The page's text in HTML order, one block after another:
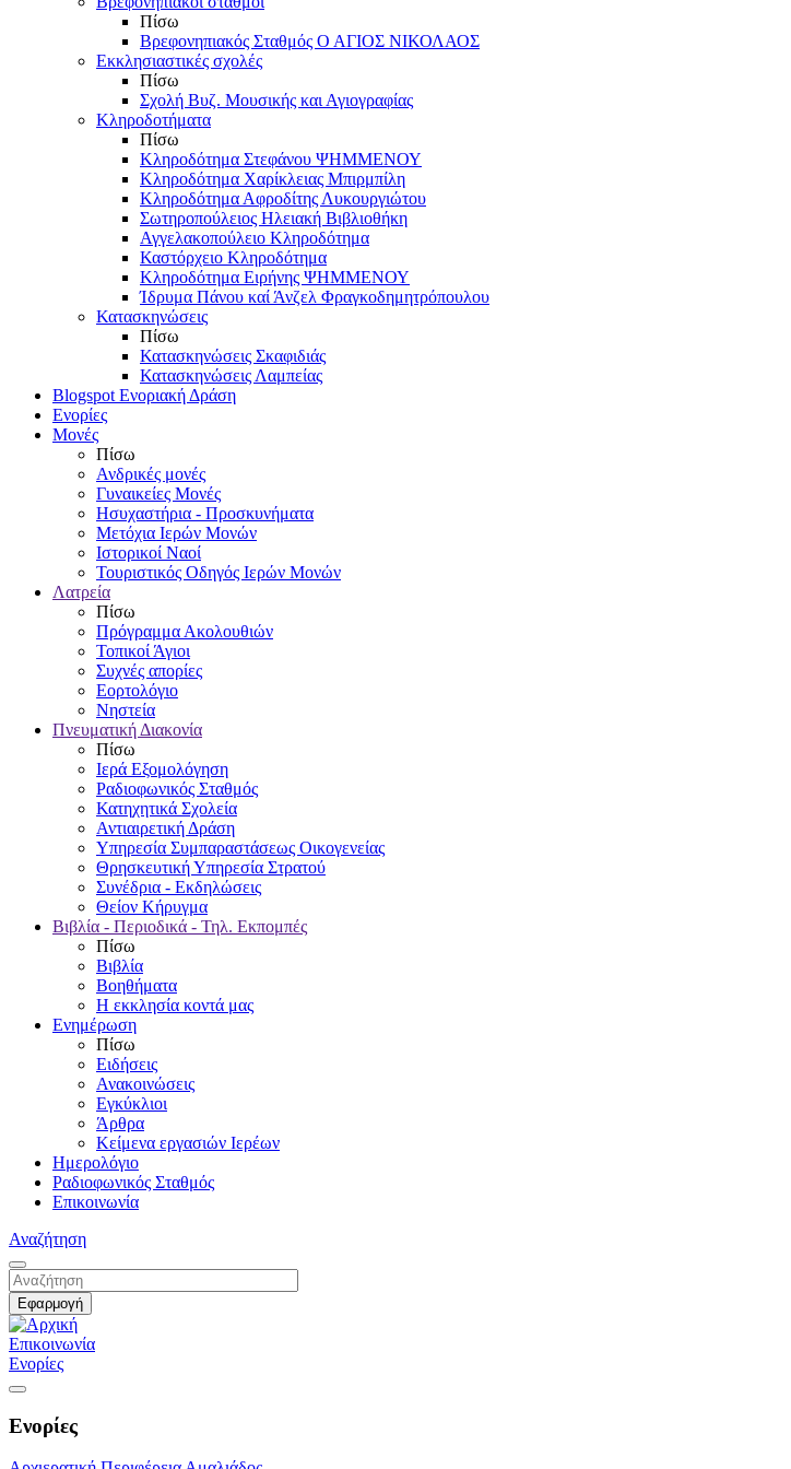
Πίσω
Βρεφονηπιακός Σταθμός Ο ΑΓΙΟΣ ΝΙΚΟΛΑΟΣ
Εκκλησιαστικές σχολές
Πίσω
Σχολή Βυζ. Μουσικής και Αγιογραφίας
Κληροδοτήματα
Πίσω
Κληροδότημα Στεφάνου ΨΗΜΜΕΝΟΥ
Κληροδότημα Χαρίκλειας Μπιρμπίλη
Κληροδότημα Αφροδίτης Λυκουργιώτου
Σωτηροπούλειος Ηλειακή Βιβλιοθήκη
Αγγελακοπούλειο Κληροδότημα
Καστόρχειο Κληροδότημα
Κληροδότημα Ειρήνης ΨΗΜΜΕΝΟΥ
Ίδρυμα Πάνου καί Άνζελ Φραγκοδημητρόπουλου
Κατασκηνώσεις
Πίσω
Κατασκηνώσεις Σκαφιδιάς
Κατασκηνώσεις Λαμπείας
Blogspot Ενοριακή Δράση
Ενορίες
Μονές
Πίσω
Ανδρικές μονές
Γυναικείες Μονές
Ησυχαστήρια - Προσκυνήματα
Μετόχια Ιερών Μονών
Ιστορικοί Ναοί
Τουριστικός Οδηγός Ιερών Μονών
Λατρεία
Πίσω
Πρόγραμμα Ακολουθιών
Τοπικοί Άγιοι
Συχνές απορίες
Εορτολόγιο
Νηστεία
Πνευματική Διακονία
Πίσω
Ιερά Εξομολόγηση
Ραδιοφωνικός Σταθμός
Κατηχητικά Σχολεία
Αντιαιρετική Δράση
Υπηρεσία Συμπαραστάσεως Οικογενείας
Θρησκευτική Υπηρεσία Στρατού
Συνέδρια - Εκδηλώσεις
Θείον Κήρυγμα
Βιβλία - Περιοδικά - Τηλ. Εκπομπές
Πίσω
Βιβλία
Βοηθήματα
Η εκκλησία κοντά μας
Ενημέρωση
Πίσω
Ειδήσεις
Ανακοινώσεις
Εγκύκλιοι
Άρθρα
Κείμενα εργασιών Ιερέων
Ημερολόγιο
Ραδιοφωνικός Σταθμός
Επικοινωνία
Αναζήτηση
Επικοινωνία
Ενορίες
Ενορίες